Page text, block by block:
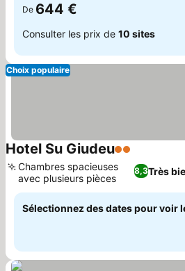
De 644 €
Consulter les prix de 10 sites
Choix populaire
Hotel Su Giudeu2 Étoiles
8,3Très
Chambres spacieuses
avec plusieurs pièces
Sélectionnez des dates pour voir